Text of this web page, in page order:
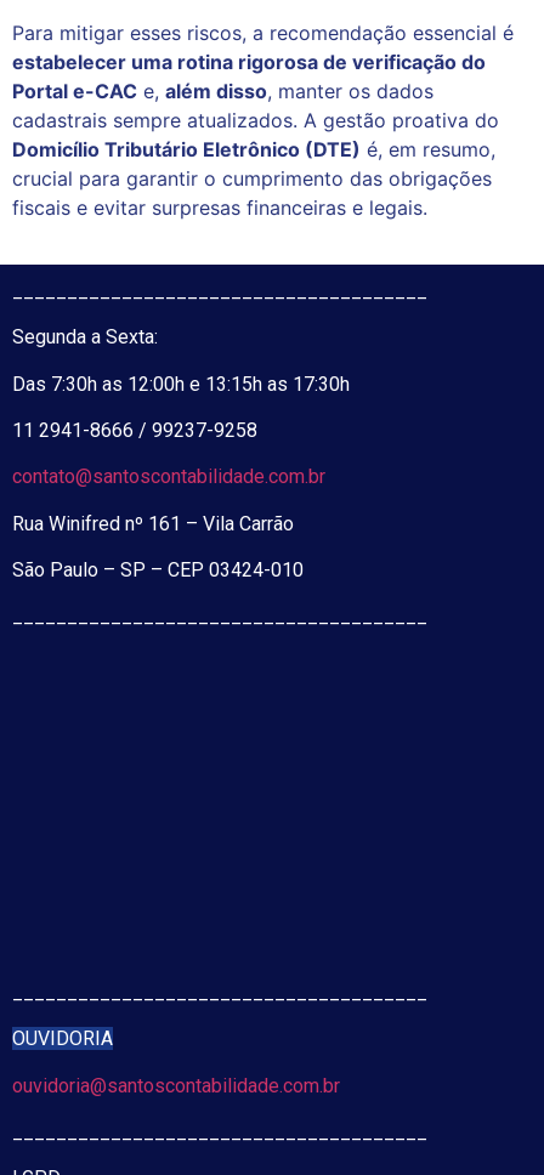
Para mitigar esses riscos, a recomendação essencial é
estabelecer uma rotina rigorosa de verificação do
Portal e-CAC e, além disso, manter os dados
cadastrais sempre atualizados. A gestão proativa do
Domicílio Tributário Eletrônico (DTE) é, em resumo,
crucial para garantir o cumprimento das obrigações
fiscais e evitar surpresas financeiras e legais.
Segunda a Sexta:
Das 7:30h as 12:00h e 13:15h as 17:30h
11 2941-8666 / 99237-9258
contato@santoscontabilidade.com.br
Rua Winifred nº 161 – Vila Carrão
São Paulo – SP – CEP 03424-010
OUVIDORIA
ouvidoria@santoscontabilidade.com.br